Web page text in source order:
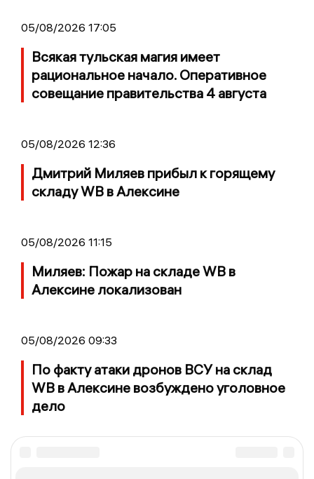
05/08/2026 17:05
Всякая тульская магия имеет
рациональное начало. Оперативное
совещание правительства 4 августа
05/08/2026 12:36
Дмитрий Миляев прибыл к горящему
складу WB в Алексине
05/08/2026 11:15
Миляев: Пожар на складе WB в
Алексине локализован
05/08/2026 09:33
По факту атаки дронов ВСУ на склад
WB в Алексине возбуждено уголовное
дело